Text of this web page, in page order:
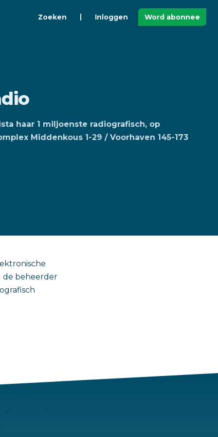
Zoeken Inloggen Word abonnee
haar 1 miljoenste radiografisch, op
Middenkous 1-29 / Voorhaven 145-173
de beheerder